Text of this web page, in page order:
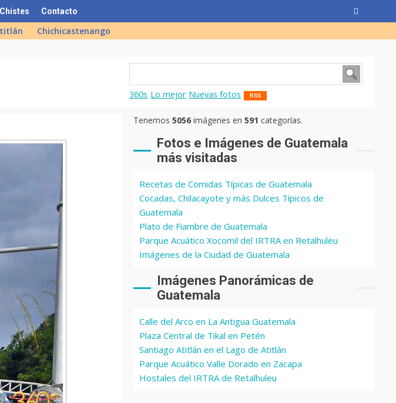
Chistes Contacto
Chichicastenango
360s Lo mejor Nuevas fotos RSS
Tenemos5056 imágenes en591 categorías.
Fotos e Imágenes de Guatemala
más visitadas
Recetas de Comidas Típicas de Guatemala
Cocadas, Chilacayote y más Dulces Típicos de
Guatemala
Plato de Fiambre de Guatemala
Parque Acuático Xocomil del IRTRA en Retalhuleu
Imágenes de la Ciudad de Guatemala
Imágenes Panorámicas de
Guatemala
Calle del Arco en La Antigua Guatemala
Plaza Central de Tikal en Petén
Santiago Atitlán en el Lago de Atitlán
Parque Acuático Valle Dorado en Zacapa
Hostales del IRTRA de Retalhuleu